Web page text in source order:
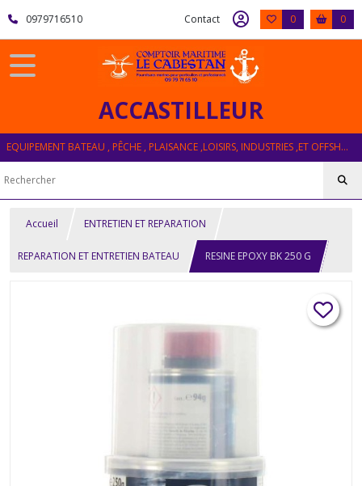
0979716510 Contact 0 0
ACCASTILLEUR
EQUIPEMENT BATEAU , PÊCHE , PLAISANCE ,LOISIRS, INDUSTRIES ,ET OFFSHORE
Accueil ENTRETIEN ET REPARATION
REPARATION ET ENTRETIEN BATEAU RESINE EPOXY BK 250 G